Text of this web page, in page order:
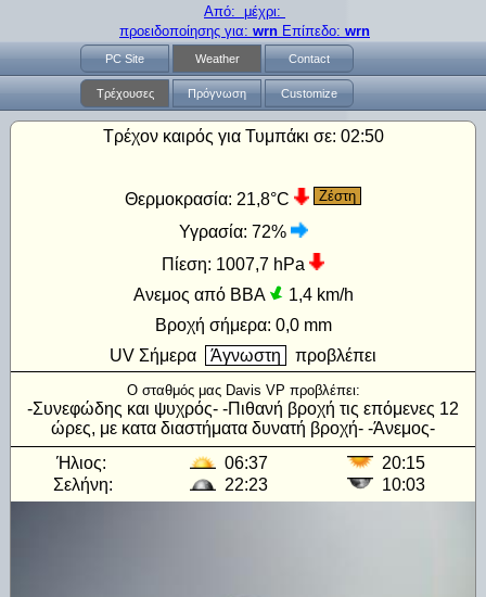
Από: μέχρι:
προειδοποίησης για: wrn Επίπεδο: wrn
PC Site Weather Contact
Τρέχουσες Πρόγνωση Customize
Τρέχον καιρός για Τυμπάκι σε: 02:50
Θερμοκρασία: 21,8°C Ζέστη
Υγρασία: 72%
Πίεση: 1007,7 hPa
Ανεμος από ΒΒΑ
1,4 km/h
Βροχή σήμερα: 0,0 mm
UV Σήμερα Άγνωστη προβλέπει
Ο σταθμός μας Davis VP προβλέπει:
-Συνεφώδης και ψυχρός- -Πιθανή βροχή τις επόμενες 12
ώρες, με κατα διαστήματα δυνατή βροχή- -Άνεμος-
Ήλιος:
06:37
20:15
Σελήνη:
22:23 10:03